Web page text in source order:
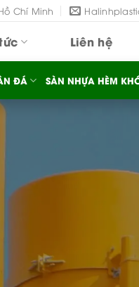
Chí Minh
Liên hệ
ĐÁ SÀN NHỰA HÈM